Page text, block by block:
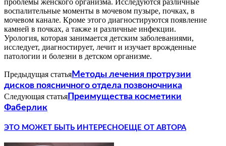
воспалительные моменты в мочевом пузыре, почках, в
мочевом канале. Кроме этого диагностируются появление
камней в почках, а также и различные инфекции.
Урология, которая занимается детским заболеваниями,
исследует, диагностирует, лечит и изучает врожденные
патологии и болезни в детском организме.
Предыдущая статьяМетоды лечения протрузии
дисков поясничного отдела позвоночника
Следующая статья Преимущества косметики
Фаберлик
ЭТО МОЖЕТ БЫТЬ ИНТЕРЕСНО ЕЩЕ ОТ АВТОРА